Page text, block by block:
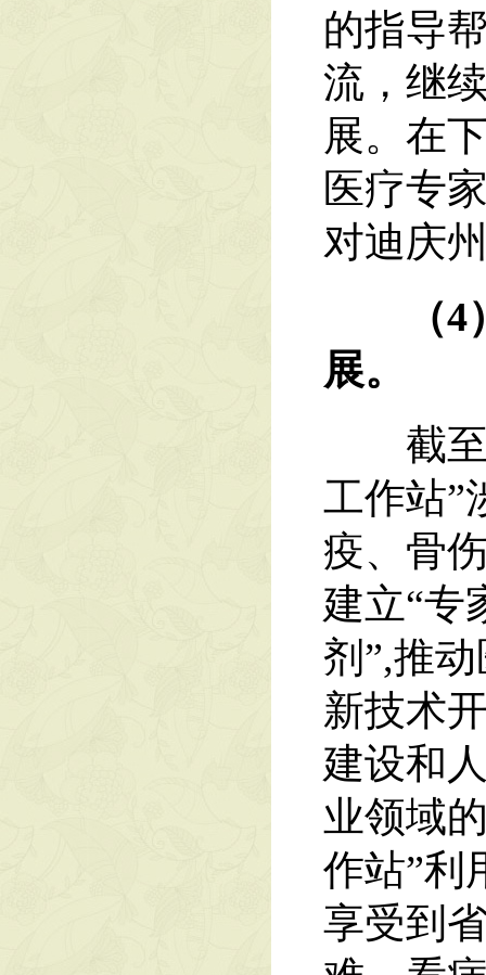
的指导
流，继
展。在
医疗专
对迪庆
（4
展。
截至
工作站”
疫、骨
建立“专
剂”,推
新技术
建设和
业领域
作站”利
享受到